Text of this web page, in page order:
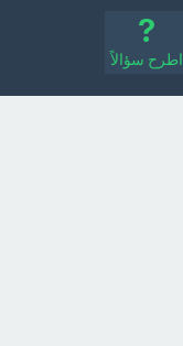
اطرح سؤالاً